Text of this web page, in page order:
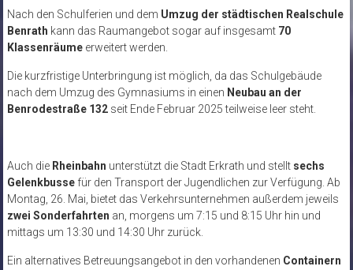
Nach den Schulferien und dem Umzug der städtischen Realschule
Benrath kann das Raumangebot sogar auf insgesamt 70
Klassenräumeerweitert werden.
Die kurzfristige Unterbringung ist möglich, da das Schulgebäude
nach dem Umzug des Gymnasiums in einen Neubau an der
Benrodestraße 132seit Ende Februar 2025 teilweise leer steht.
Auch die Rheinbahn unterstützt die Stadt Erkrath und stellt sechs
Gelenkbussefür den Transport der Jugendlichen zur Verfügung. Ab
Montag, 26. Mai, bietet das Verkehrsunternehmen außerdem jeweils
zwei Sonderfahrten an, morgens um 7:15 und 8:15 Uhr hin und
mittags um 13:30 und 14:30 Uhr zurück.
Ein alternatives Betreuungsangebot in den vorhandenen Containern